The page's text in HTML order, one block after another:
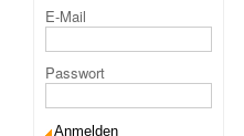
E-Mail
Passwort